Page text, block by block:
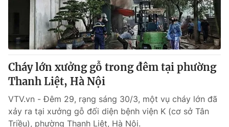
Cháy lớn xưởng gỗ trong đêm tại phường
Thanh Liệt, Hà Nội
VTV.vn - Đêm 29, rạng sáng 30/3, một vụ cháy lớn đã
xảy ra tại xưởng gỗ đối diện bệnh viện K (cơ sở Tân
Triều), phường Thanh Liệt, Hà Nội.